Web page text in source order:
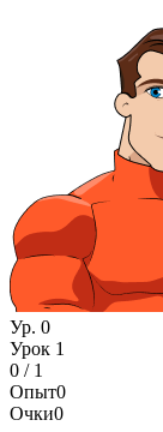
Ур. 0
Урок 1
0 / 1
Опыт0
Очки0